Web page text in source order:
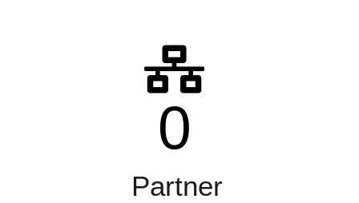
0
Partner